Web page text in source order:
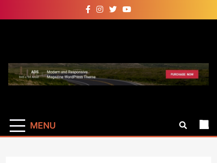
to
Auto Pro
hơn
MENU